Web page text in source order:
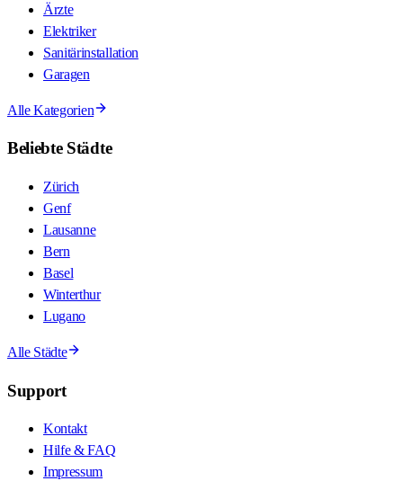
Ärzte
Elektriker
Sanitärinstallation
Garagen
Alle Kategorien
Beliebte Städte
Zürich
Genf
Lausanne
Bern
Basel
Winterthur
Lugano
Alle Städte
Support
Kontakt
Hilfe & FAQ
Impressum